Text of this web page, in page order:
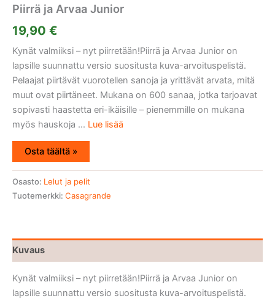
Piirrä ja Arvaa Junior
19,90 €
Kynät valmiiksi – nyt piirretään!Piirrä ja Arvaa Junior on
lapsille suunnattu versio suositusta kuva-arvoituspelistä.
Pelaajat piirtävät vuorotellen sanoja ja yrittävät arvata, mitä
muut ovat piirtäneet. Mukana on 600 sanaa, jotka tarjoavat
sopivasti haastetta eri-ikäisille – pienemmille on mukana
myös hauskoja ... Lue lisää
Osta täältä »
Osasto: Lelut ja pelit
Tuotemerkki: Casagrande
Kuvaus
Kynät valmiiksi – nyt piirretään!Piirrä ja Arvaa Junior on
lapsille suunnattu versio suositusta kuva-arvoituspelistä.